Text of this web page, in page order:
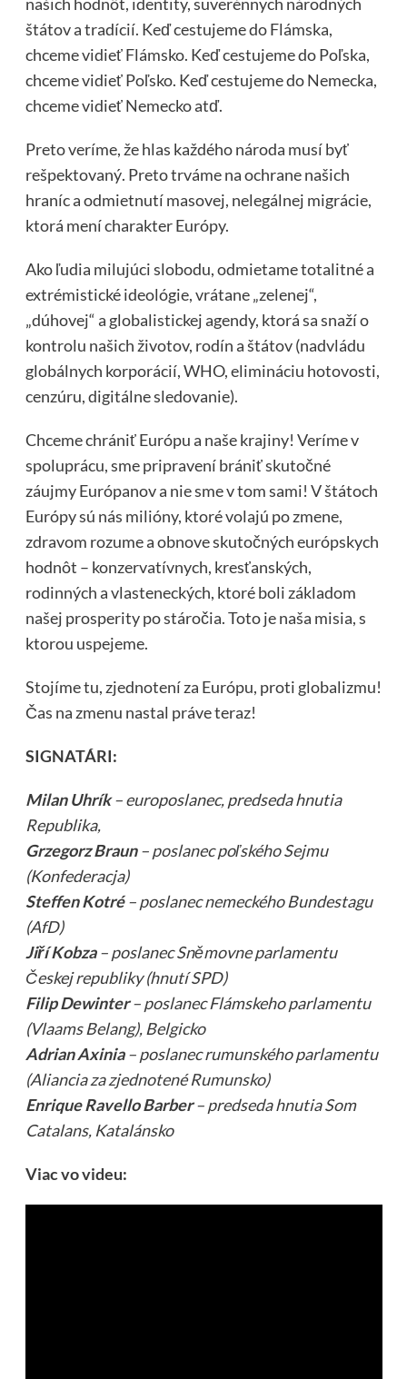
štátov a tradícií. Keď cestujeme do Flámska,
chceme vidieť Flámsko. Keď cestujeme do Poľska,
chceme vidieť Poľsko. Keď cestujeme do Nemecka,
chceme vidieť Nemecko atď.
Preto veríme, že hlas každého národa musí byť
rešpektovaný. Preto trváme na ochrane našich
hraníc a odmietnutí masovej, nelegálnej migrácie,
ktorá mení charakter Európy.
Ako ľudia milujúci slobodu, odmietame totalitné a
extrémistické ideológie, vrátane „zelenej“,
„dúhovej“ a globalistickej agendy, ktorá sa snaží o
kontrolu našich životov, rodín a štátov (nadvládu
globálnych korporácií, WHO, elimináciu hotovosti,
cenzúru, digitálne sledovanie).
Chceme chrániť Európu a naše krajiny! Veríme v
spoluprácu, sme pripravení brániť skutočné
záujmy Európanov a nie sme v tom sami! V štátoch
Európy sú nás milióny, ktoré volajú po zmene,
zdravom rozume a obnove skutočných európskych
hodnôt – konzervatívnych, kresťanských,
rodinných a vlasteneckých, ktoré boli základom
našej prosperity po stáročia. Toto je naša misia, s
ktorou uspejeme.
Stojíme tu, zjednotení za Európu, proti globalizmu!
Čas na zmenu nastal práve teraz!
SIGNATÁRI:
Milan Uhrík– europoslanec, predseda hnutia
Republika,
Grzegorz Braun– poslanec poľského Sejmu
(Konfederacja)
Steffen Kotré– poslanec nemeckého Bundestagu
(AfD)
Jiří Kobza– poslanec Sněmovne parlamentu
Českej republiky (hnutí SPD)
Filip Dewinter– poslanec Flámskeho parlamentu
(Vlaams Belang), Belgicko
Adrian Axinia– poslanec rumunského parlamentu
(Aliancia za zjednotené Rumunsko)
Enrique Ravello Barber– predseda hnutia Som
Catalans, Katalánsko
Viac vo videu: